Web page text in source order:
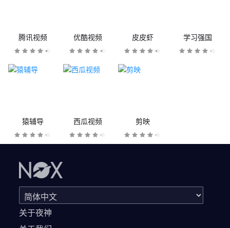
腾讯视频 优酷视频 皮皮虾 学习强国
猿辅导 西瓜视频 剪映
关于夜神